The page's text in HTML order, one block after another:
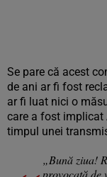
Se pare că acest
de ani ar fi fost
ar fi luat nici o
care a fost implicat
timpul unei
„Bună ziua!
provocată de